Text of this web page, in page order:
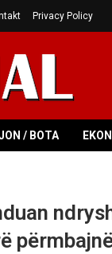
Privacy Policy
/ BOTA